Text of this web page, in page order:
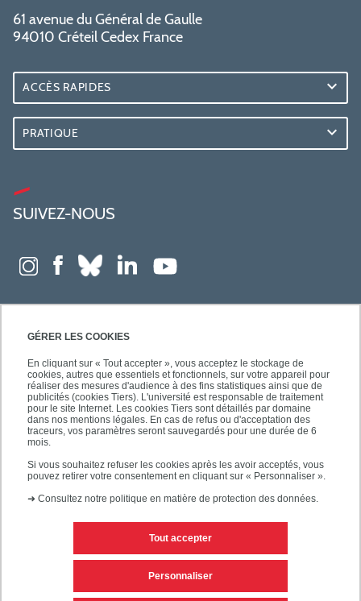
GÉRER LES COOKIES
En cliquant sur « Tout accepter », vous acceptez le stockage de
cookies, autres que essentiels et fonctionnels, sur votre appareil pour
réaliser des mesures d'audience à des fins statistiques ainsi que de
publicités (cookies Tiers). L'université est responsable de traitement
pour le site Internet. Les cookies Tiers sont détaillés par domaine
dans nos mentions légales. En cas de refus ou d'acceptation des
traceurs, vos paramètres seront sauvegardés pour une durée de 6
mois.
Si vous souhaitez refuser les cookies après les avoir acceptés, vous
pouvez retirer votre consentement en cliquant sur « Personnaliser ».
➜ Consultez notre politique en matière de protection des données.
Tout accepter
Personnaliser
61 avenue du Général de Gaulle
94010 Créteil Cedex France
ACCÈS RAPIDES
PRATIQUE
SUIVEZ-NOUS
Mentions légales
Personnaliser les cookies Plan du site